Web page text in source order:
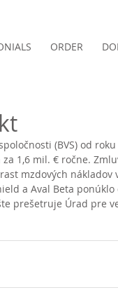
ORDER
(BVS) od
1,6 mil. € ročne.
mzdových nákladov
a Aval Beta
prešetruje Úrad pre